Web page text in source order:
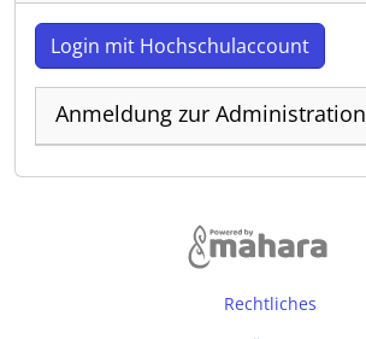
Login mit Hochschulaccount
Anmeldung zur Administration
Rechtliches